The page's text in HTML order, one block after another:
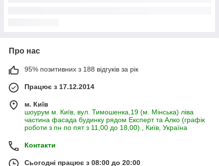
Про нас
95% позитивних з 188 відгуків за рік
Працює з 17.12.2014
м. Київ
шоурум м. Київ, вул. Тимошенка,19 (м. Мінська) ліва
частина фасада будинку рядом Експерт та Алко (графік
роботи з пн по пят з 11,00 до 18,00)., Київ, Україна
Контакти
Сьогодні працює з 08:00 до 20:00